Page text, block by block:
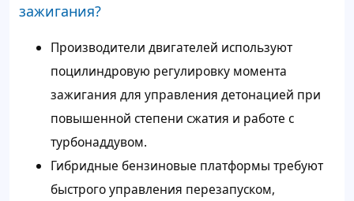
зажигания?
Производители двигателей используют
поцилиндровую регулировку момента
зажигания для управления детонацией при
повышенной степени сжатия и работе с
турбонаддувом.
Гибридные бензиновые платформы требуют
быстрого управления перезапуском,